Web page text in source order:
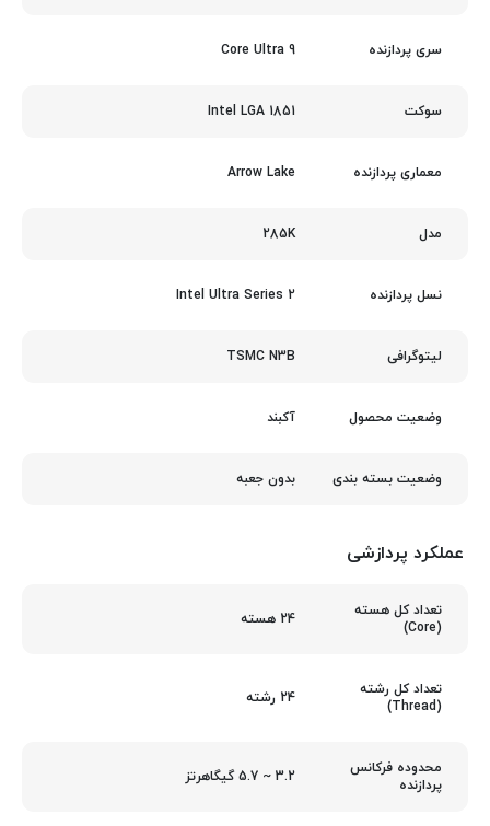
سری پردازنده Core Ultra 9
سوکت Intel LGA 1851
معماری پردازنده Arrow Lake
مدل 285K
نسل پردازنده Intel Ultra Series 2
لیتوگرافی TSMC N3B
وضعیت محصول آکبند
وضعیت بسته بندی بدون جعبه
عملکرد پردازشی
تعداد کل هسته
(Core)
24 هسته
تعداد کل رشته
(Thread)
24 رشته
محدوده فرکانس
پردازنده
3.2 ~ 5.7 گیگاهرتز